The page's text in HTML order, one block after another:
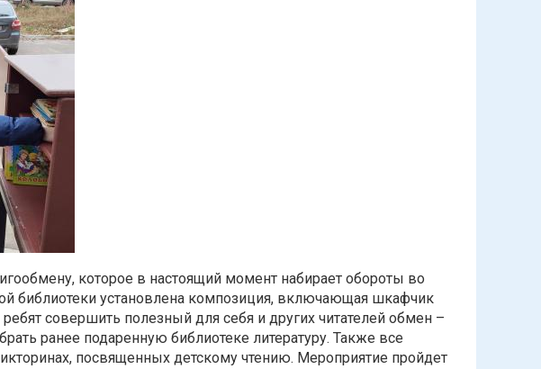
которое в настоящий момент набирает обороты во
библиотеки установлена композиция, включающая шкафчик
совершить полезный для себя и других читателей обмен –
ранее подаренную библиотеке литературу. Также все
посвященных детскому чтению. Мероприятие пройдет